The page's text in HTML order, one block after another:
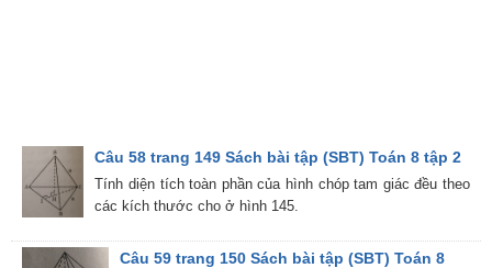
Câu 58 trang 149 Sách bài tập (SBT) Toán 8 tập 2
Tính diện tích toàn phần của hình chóp tam giác đều theo
các kích thước cho ở hình 145.
Câu 59 trang 150 Sách bài tập (SBT) Toán 8